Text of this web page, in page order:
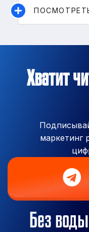
Хватит
маркетинг
Без